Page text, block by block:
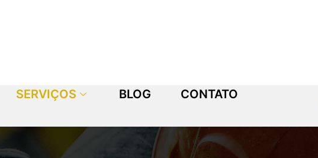
SERVIÇOS BLOG
CONTATO